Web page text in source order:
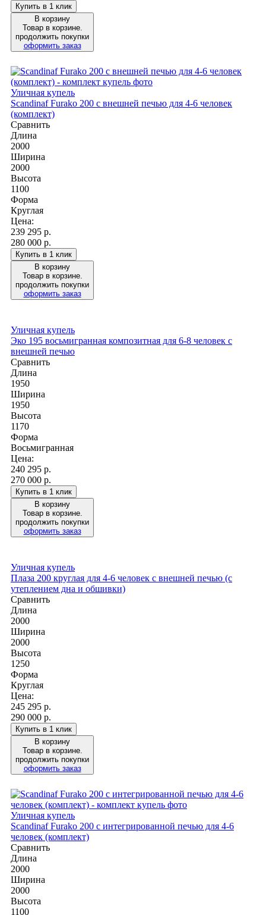
Купить в 1 клик
В корзину
Товар в корзине.
продолжить покупки
оформить заказ
Уличная купель
Scandinaf Furako 200 с внешней печью для 4-6 человек
(комплект)
Сравнить
Длина
2000
Ширина
2000
Высота
1100
Форма
Круглая
Цена:
239 295 р.
280 000 р.
Купить в 1 клик
В корзину
Товар в корзине.
продолжить покупки
оформить заказ
Уличная купель
Эко 195 восьмигранная композитная для 6-8 человек с
внешней печью
Сравнить
Длина
1950
Ширина
1950
Высота
1170
Форма
Восьмигранная
Цена:
240 295 р.
270 000 р.
Купить в 1 клик
В корзину
Товар в корзине.
продолжить покупки
оформить заказ
Уличная купель
Плаза 200 круглая для 4-6 человек с внешней печью (с
утеплением дна и обшивки)
Сравнить
Длина
2000
Ширина
2000
Высота
1250
Форма
Круглая
Цена:
245 295 р.
290 000 р.
Купить в 1 клик
В корзину
Товар в корзине.
продолжить покупки
оформить заказ
Уличная купель
Scandinaf Furako 200 с интегрированной печью для 4-6
человек (комплект)
Сравнить
Длина
2000
Ширина
2000
Высота
1100